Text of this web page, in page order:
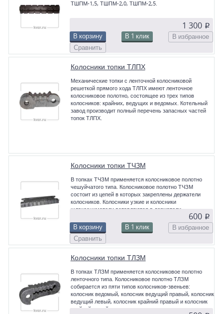
ТШПМ-1,5, ТШПМ-2,0, ТШПМ-2,5.
1 300 p
В корзину В 1 клик
В избранное
Сравнить
Колосники топки ТЛПХ
Механические топки с ленточной колосниковой
решеткой прямого хода ТЛПХ имеют ленточное
колосниковое полотно, состоящее из трех типов
колосников: крайних, ведущих и ведомых. Котельный
завод производит полный перечень запасных частей
топок ТЛПХ.
Колосники топки ТЧЗМ
В топках ТЧЗМ применяется колосниковое полотно
чешуйчатого типа. Колосниковое полотно ТЧЗМ
состоит из цепей в которых закреплены держатели
колосников. Колосники узкие и колосники
шлакосниматели вставляются в держатели.
600 p
В корзину В 1 клик
В избранное
Сравнить
Колосники топки ТЛЗМ
В топках ТЛЗМ применяется колосниковое полотно
ленточного типа. Колосниковое полотно ТЛЗМ
собирается из пяти типов колосников-звеньев:
колосник ведомый, колосник ведущий правый, колосник
ведущий левый, колосник крайний правый и колосник
крайний левый